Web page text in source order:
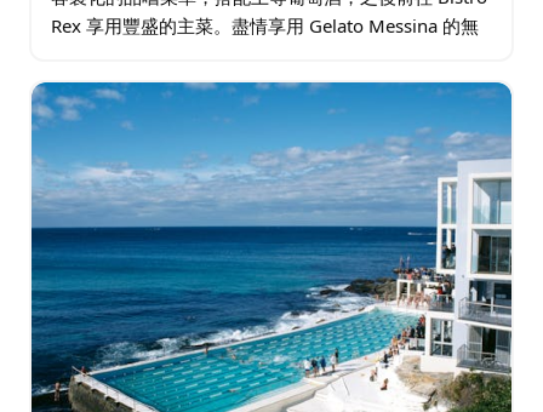
Rex 享用豐盛的主菜。盡情享用 Gelato Messina 的無